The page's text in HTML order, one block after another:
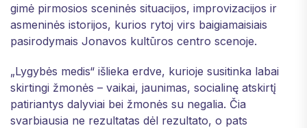
gimė pirmosios sceninės situacijos, improvizacijos ir
asmeninės istorijos, kurios rytoj virs baigiamaisiais
pasirodymais Jonavos kultūros centro scenoje.
„Lygybės medis“ išlieka erdve, kurioje susitinka labai
skirtingi žmonės – vaikai, jaunimas, socialinę atskirtį
patiriantys dalyviai bei žmonės su negalia. Čia
svarbiausia ne rezultatas dėl rezultato, o pats